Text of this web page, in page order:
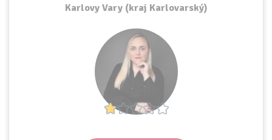
Karlovy Vary (kraj Karlovarský)